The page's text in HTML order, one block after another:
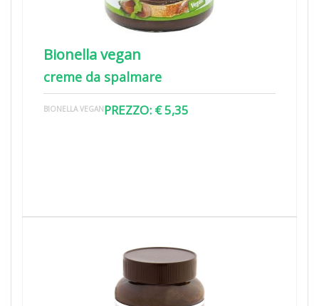
Bionella vegan
creme da spalmare
BIONELLA VEGANPREZZO: € 5,35